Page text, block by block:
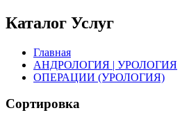
Каталог Услуг
Главная
АНДРОЛОГИЯ | УРОЛОГИЯ
ОПЕРАЦИИ (УРОЛОГИЯ)
Сортировка